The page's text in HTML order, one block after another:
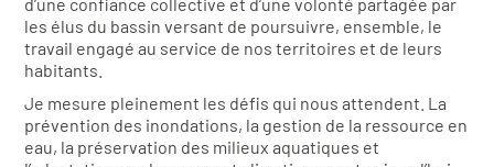
les élus du bassin versant de poursuivre, ensemble, le
travail engagé au service de nos territoires et de leurs
habitants.
Je mesure pleinement les défis qui nous attendent. La
prévention des inondations, la gestion de la ressource en
eau, la préservation des milieux aquatiques et